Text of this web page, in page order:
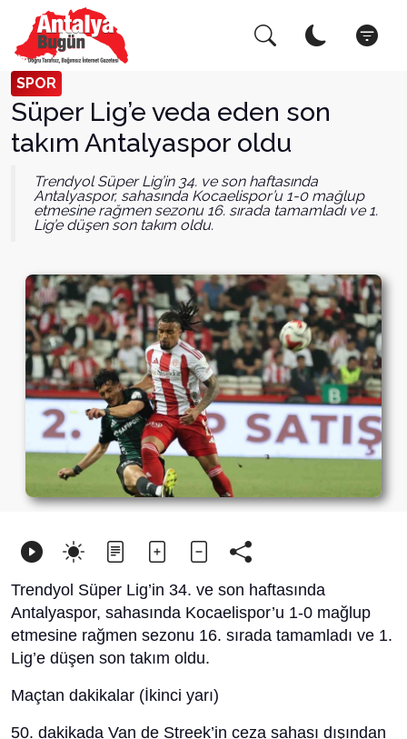
SPOR
Süper Lig’e veda eden son
takım Antalyaspor oldu
Trendyol Süper Lig’in 34. ve son haftasında
Antalyaspor, sahasında Kocaelispor’u 1-0 mağlup
etmesine rağmen sezonu 16. sırada tamamladı ve 1.
Lig’e düşen son takım oldu.
Trendyol Süper Lig’in 34. ve son haftasında
Antalyaspor, sahasında Kocaelispor’u 1-0 mağlup
etmesine rağmen sezonu 16. sırada tamamladı ve 1.
Lig’e düşen son takım oldu.
Maçtan dakikalar (İkinci yarı)
50. dakikada Van de Streek’in ceza sahası dışından
Arama Yap! Kapat